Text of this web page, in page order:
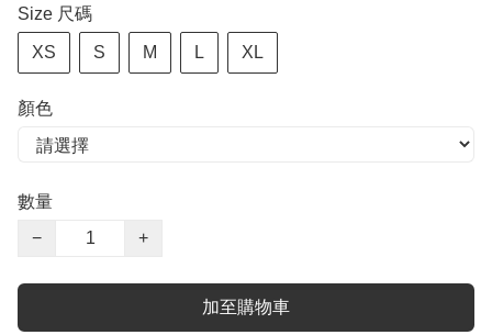
Size 尺碼
XS S M L XL
顏色
數量
−
+
加至購物車